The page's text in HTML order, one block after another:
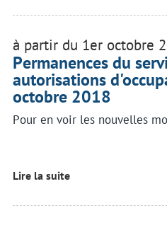
à partir du 1er octobre
Permanences du
autorisations
octobre 2018
Pour en voir les nouvelles
Lire la suite